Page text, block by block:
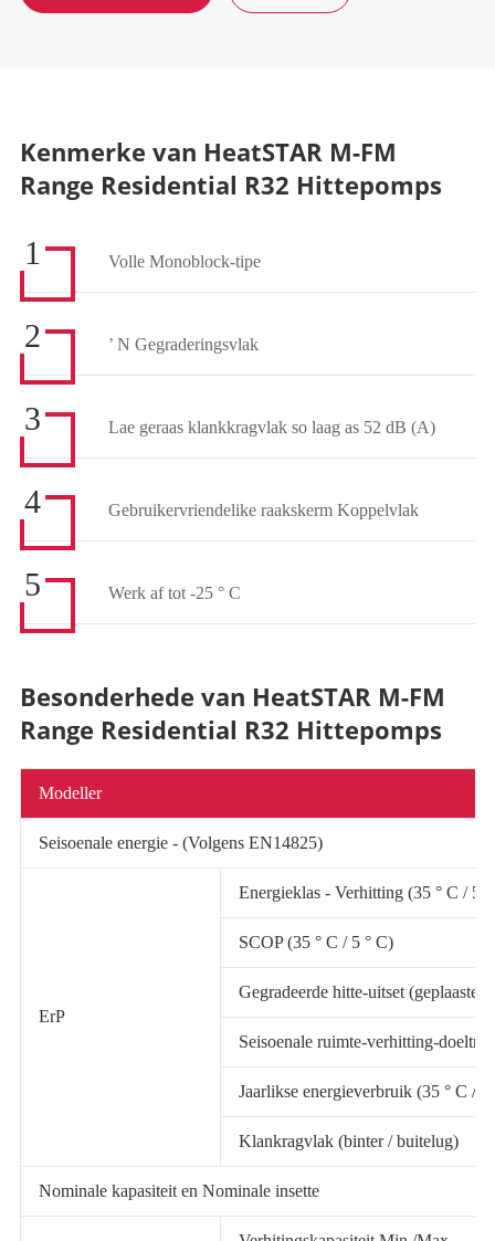
Kenmerke van HeatSTAR M-FM
Range Residential R32 Hittepomps
1 Volle Monoblock-tipe
2 ’ N Gegraderingsvlak
3 Lae geraas klankkragvlak so laag as 52 dB (A)
4 Gebruikervriendelike raakskerm Koppelvlak
5 Werk af tot -25 ° C
Besonderhede van HeatSTAR M-FM
Range Residential R32 Hittepomps
Modeller
Seisoenale energie - (Volgens EN14825)
ErP
Energieklas - Verhitting (35 ° C / 55
SCOP (35 ° C / 5 ° C)
Gegradeerde hitte-uitset (geplaaste)
Seisoenale ruimte-verhitting-
Jaarlikse energieverbruik (35 ° C / 5
Klankragvlak (binter / buitelug)
Nominale kapasiteit en Nominale insette